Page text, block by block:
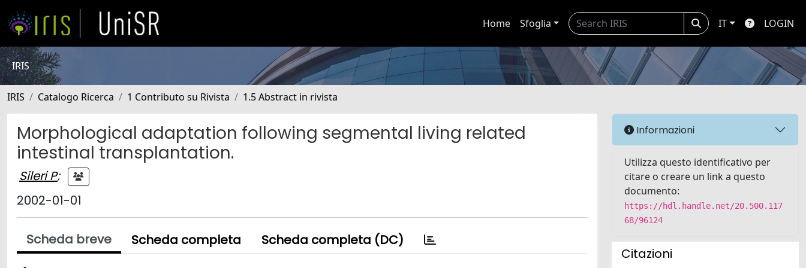
Home Sfoglia IT LOGIN
IRIS
IRIS Catalogo Ricerca 1 Contributo su Rivista 1.5 Abstract in rivista
Morphological adaptation following segmental living related
intestinal transplantation.
Sileri P;
2002-01-01
Scheda breve Scheda completa Scheda completa (DC)
Informazioni
Utilizza questo identificativo per
citare o creare un link a questo
documento:
https://hdl.handle.net/20.500.117
68/96124
Citazioni